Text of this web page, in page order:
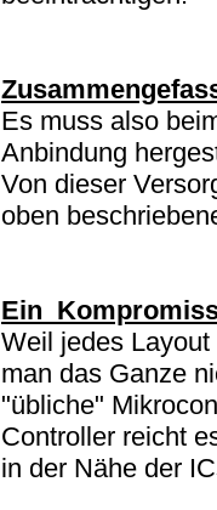
Es muss also
Anbindung
Von dieser
oben
Ein
Weil jedes
man das Ganze
"übliche"
Controller reicht
in der Nähe der